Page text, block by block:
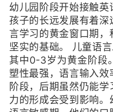
幼儿园阶段开始接触
孩子的长远发展有着
言学习的黄金窗口期
坚实的基础。 儿童语
其中0-3岁为黄金阶段
塑性最强，语言输入
阶段，后期虽然仍能
力的形成会受到影响